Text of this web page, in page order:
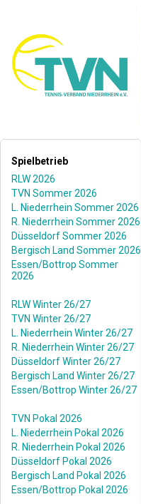
Spielbetrieb
RLW 2026
TVN Sommer 2026
L. Niederrhein Sommer 2026
R. Niederrhein Sommer 2026
Düsseldorf Sommer 2026
Bergisch Land Sommer 2026
Essen/Bottrop Sommer
2026
RLW Winter 26/27
TVN Winter 26/27
L. Niederrhein Winter 26/27
R. Niederrhein Winter 26/27
Düsseldorf Winter 26/27
Bergisch Land Winter 26/27
Essen/Bottrop Winter 26/27
TVN Pokal 2026
L. Niederrhein Pokal 2026
R. Niederrhein Pokal 2026
Düsseldorf Pokal 2026
Bergisch Land Pokal 2026
Essen/Bottrop Pokal 2026